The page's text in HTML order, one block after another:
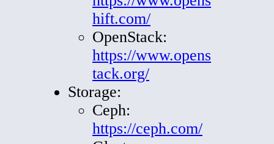
hift.com/
OpenStack:
https://www.opens
tack.org/
Storage:
Ceph:
https://ceph.com/